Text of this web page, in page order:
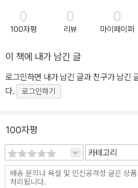
OSGi 기반 구조는 플러그인뿐만 아니라
수 있게 함으로써 애플리케이션의 기능을
더 나아가 개발 도구에만 그치지 않고 다양
이 책은 플러그인 개발을 시작하는 개발자가
경험이 있는 개발자를 대상으로, 플랫폼 확
통해 자신의 플러그인을 확장 가능하게 만
즘을 소개한다. 또한 비동기 연산이 가능한
용하기 편리하도록 지원하는 기능을 제공
은 동적 연결과 확장이 용이한 애플리케이
계 패턴도 함께 소개하므로, 책을 읽고 따라
방법도 다룬다. 이 책을 통해 플러그인
는 자신의 애플리케이션을 더욱 화려하
될 것이다. ★ 이 책에서 다루는 내용 ★ ■ 다른 플러그인이 기
능을 기여할 수 있는 사용자 정의 확장점
(Declarative Services)와 블루프린트
동적으로 OSGi에 기여 ■ 중첩된 콘텐츠
기 프레임워크(Common Navigator
브 코드를 기여하기 위한 프래그먼트
한 코드 수정과 OSGi에 친화적이지 않
디자인 패턴으로 모듈형 애플리케이션 개발 ★ 이 책의 대
자 ★ 이 책은 이클립스 플러그인 환경에 익숙한 자바 개발자가
진정한 전문가가 되기 위해 알아야 할 높
0
100자평
0
리뷰
0
마이페이퍼
이 책에 내가 남긴 글
로그인하면 내가 남긴 글과 친구가 남긴
다.
로그인하기
100자평
카테고리